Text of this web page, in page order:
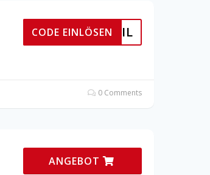
ER EMAIL
CODE EINLÖSEN
0 Comments
ANGEBOT